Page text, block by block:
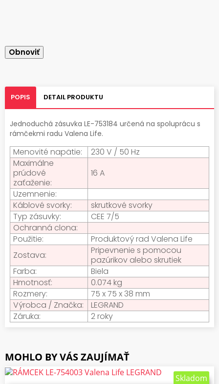
POPIS DETAIL PRODUKTU
Jednoduchá zásuvka LE-753184 určená na spoluprácu s
rámčekmi radu Valena Life.
Menovité napätie:
230 V / 50 Hz
Maximálne
prúdové
zaťaženie:
16 A
Uzemnenie:
Káblové svorky:
skrutkové svorky
Typ zásuvky:
CEE 7/5
Ochranná clona:
Použitie:
Produktový rad Valena Life
Zostava:
Pripevnenie s pomocou
pazúrikov alebo skrutiek
Farba:
Biela
Hmotnosť:
0.074 kg
Rozmery:
75 x 75 x 38 mm
Výrobca / Značka:
LEGRAND
Záruka:
2 roky
MOHLO BY VÁS ZAUJÍMAŤ
VLOŽIŤ DO KOŠÍKA
Skladom